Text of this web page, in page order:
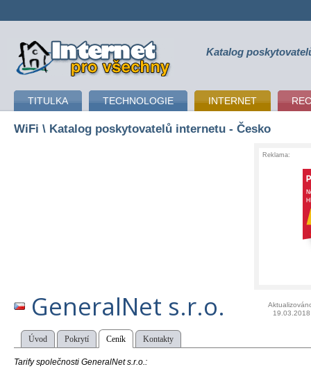
připojení k internetu Katalog
TITULKA TECHNOLOGIE INTERNET
WiFi \ Katalog poskytovatelů internetu - Česko
Reklama:
GeneralNet s.r.o.
19.03.2018
Úvod Pokrytí Ceník Kontakty
Tarify společnosti GeneralNet s.r.o.: